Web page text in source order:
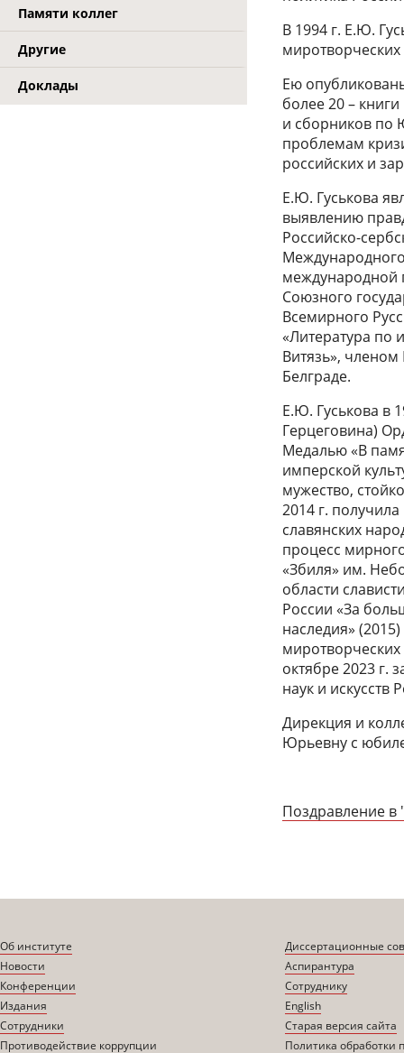
Памяти коллег
Другие
Доклады
В 1994 г. Е.Ю.
Ею
более 20 –
и сборников по
проблемам
российских и
Е.Ю. Гуськова
выявлению
Российско-
Международного
международной
Союзного
Всемирного
«Литература по
Витязь», членом
Белграде.
Е.Ю. Гуськова в
Герцеговина)
Медалью «В
имперской
мужество,
2014 г.
славянских
процесс
«Збиля» им.
области
России «За
наследия»
октябре 2023 г.
наук и искусств
Дирекция и
Юрьевну с
Поздравление в
Об институте
Новости
Конференции
Издания
Сотрудники
Противодействие коррупции
Диссертационные
Аспирантура
Сотруднику
English
Старая версия сайта
Политика обработки